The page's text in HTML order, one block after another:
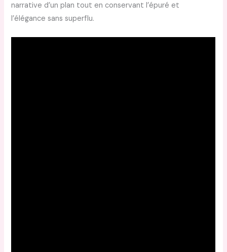
narrative d’un plan tout en conservant l’épuré et
l’élégance sans superflu.